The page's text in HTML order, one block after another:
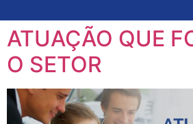
ATUAÇÃO QUE
O SETOR